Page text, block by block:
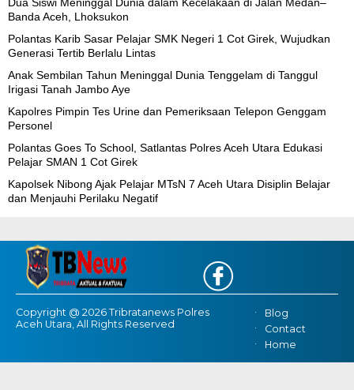
Banda Aceh, Lhoksukon
Polantas Karib Sasar Pelajar SMK Negeri 1 Cot Girek, Wujudkan
Generasi Tertib Berlalu Lintas
Anak Sembilan Tahun Meninggal Dunia Tenggelam di Tanggul
Irigasi Tanah Jambo Aye
Kapolres Pimpin Tes Urine dan Pemeriksaan Telepon Genggam
Personel
Polantas Goes To School, Satlantas Polres Aceh Utara Edukasi
Pelajar SMAN 1 Cot Girek
Kapolsek Nibong Ajak Pelajar MTsN 7 Aceh Utara Disiplin Belajar
dan Menjauhi Perilaku Negatif
Copyright @ 2026 Tribratanews Polres
Aceh Utara, All Rights Reserved
Blog
Contact
Home